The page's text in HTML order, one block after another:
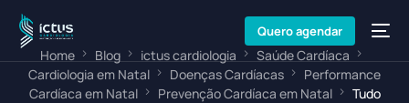
Quero agendar
Home Blog ictus cardiologia
Saúde Cardíaca
Cardiologia em Natal
Doenças Cardíacas
Performance
Cardíaca em Natal
Prevenção Cardíaca em Natal
Tudo